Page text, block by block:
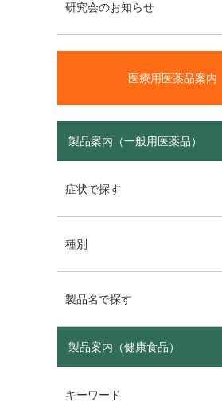
研究会のお知らせ
医療用医薬品案内
製品案内（一般用医薬品）
症状で探す
種別
製品名で探す
製品案内（健康食品）
キーワード